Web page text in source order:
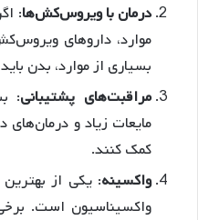
درمان با ویروس‌کش‌ها:
موارد، داروهای
بسیاری از موارد، بدن
مراقبت‌های پشتیبانی:
مایعات زیاد و درمان‌های
کمک کنند.
واکسینه: یکی از
واکسیناسیون است.